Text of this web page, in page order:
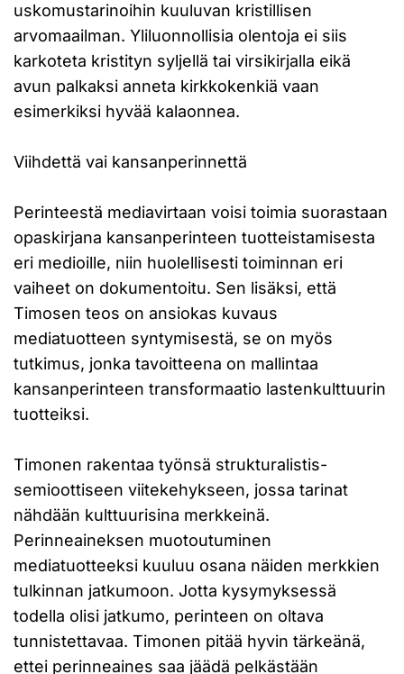
uskomustarinoihin kuuluvan kristillisen
arvomaailman. Yliluonnollisia olentoja ei siis
karkoteta kristityn syljellä tai virsikirjalla eikä
avun palkaksi anneta kirkkokenkiä vaan
esimerkiksi hyvää kalaonnea.
Viihdettä vai kansanperinnettä
Perinteestä mediavirtaan voisi toimia suorastaan
opaskirjana kansanperinteen tuotteistamisesta
eri medioille, niin huolellisesti toiminnan eri
vaiheet on dokumentoitu. Sen lisäksi, että
Timosen teos on ansiokas kuvaus
mediatuotteen syntymisestä, se on myös
tutkimus, jonka tavoitteena on mallintaa
kansanperinteen transformaatio lastenkulttuurin
tuotteiksi.
Timonen rakentaa työnsä strukturalistis-
semioottiseen viitekehykseen, jossa tarinat
nähdään kulttuurisina merkkeinä.
Perinneaineksen muotoutuminen
mediatuotteeksi kuuluu osana näiden merkkien
tulkinnan jatkumoon. Jotta kysymyksessä
todella olisi jatkumo, perinteen on oltava
tunnistettavaa. Timonen pitää hyvin tärkeänä,
ettei perinneaines saa jäädä pelkästään